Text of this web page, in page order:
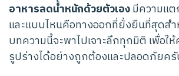
อาหารลดน้ำหนักด้วยตัวเองมีความแ
และแบบไหนคือทางออกที่ยั่งยืนที่สุดส
บทความนี้จะพาไปเจาะลึกทุกมิติ เพื่อ
รูปร่างได้อย่างถูกต้องและปลอดภัยค